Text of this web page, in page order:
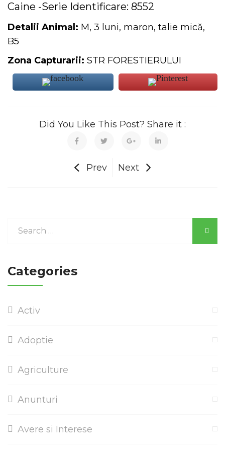
Caine -Serie Identificare: 8552
Detalii Animal: M, 3 luni, maron, talie mică,
B5
Zona Capturarii: STR FORESTIERULUI
Did You Like This Post? Share it :
Prev Next
Categories
Activ
Adoptie
Agriculture
Anunturi
Avere si Interese